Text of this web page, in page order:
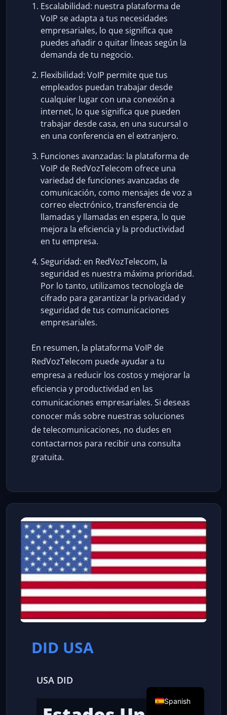
Escalabilidad: nuestra plataforma de
VoIP se adapta a tus necesidades
empresariales, lo que significa que
puedes añadir o quitar líneas según la
demanda de tu negocio.
Flexibilidad: VoIP permite que tus
empleados puedan trabajar desde
cualquier lugar con una conexión a
internet, lo que significa que pueden
trabajar desde casa, en una sucursal o
en una conferencia en el extranjero.
Funciones avanzadas: la plataforma de
VoIP de RedVozTelecom ofrece una
variedad de funciones avanzadas de
comunicación, como mensajes de voz a
correo electrónico, transferencia de
llamadas y llamadas en espera, lo que
mejora la eficiencia y la productividad
en tu empresa.
Seguridad: en RedVozTelecom, la
seguridad es nuestra máxima prioridad.
Por lo tanto, utilizamos tecnología de
cifrado para garantizar la privacidad y
seguridad de tus comunicaciones
empresariales.
En resumen, la plataforma VoIP de
RedVozTelecom puede ayudar a tu
empresa a reducir los costos y mejorar la
eficiencia y productividad en las
comunicaciones empresariales. Si deseas
conocer más sobre nuestras soluciones
de telecomunicaciones, no dudes en
contactarnos para recibir una consulta
gratuita.
DID USA
USA DID
Spanish